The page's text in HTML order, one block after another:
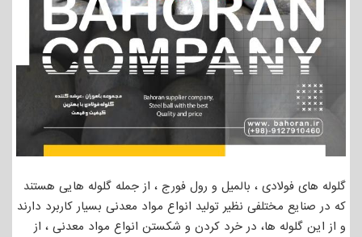
گلوله های فولادی ، بالمیل و رول فورج ، از جمله گلوله هایی هستند
که در صنایع مختلفی نظیر تولید انواع مواد معدنی بسیار کاربرد دارند
و از این گلوله ها، در خرد کردن و شکستن انواع مواد معدنی ، از